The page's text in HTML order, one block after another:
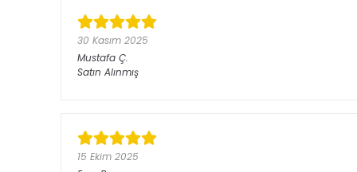
30 Kasım 2025
Mustafa Ç.
Satın Alınmış
15 Ekim 2025